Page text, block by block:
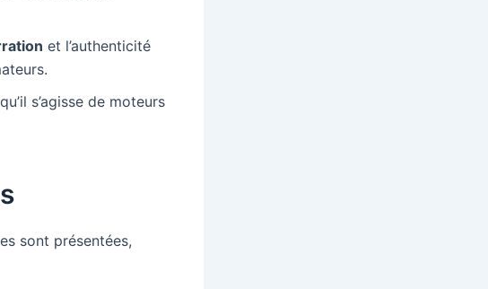
et l’authenticité
s’agisse de moteurs
sont présentées,